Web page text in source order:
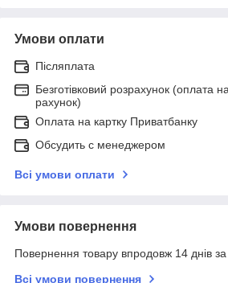
Умови оплати
Післяплата
Безготівковий розрахунок (оплата
рахунок)
Оплата на картку Приватбанку
Обсудить с менеджером
Всі умови оплати
Умови повернення
Повернення товару впродовж 14 днів
Всі умови повернення